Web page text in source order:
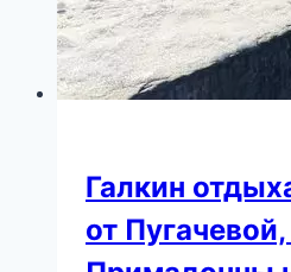
Галкин
от